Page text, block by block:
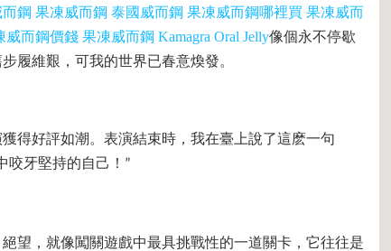
鋼 果凍威而鋼 泰國威而鋼 果凍威而鋼哪裡買 果凍威而
威而鋼價錢 果凍威而鋼 Kamagra Oral Jelly像個永不停歇
履維艱，可我的世界已春意煥發。
得好評如潮。表演結束時，我在臺上說了這麽一句
牙堅持的自己！ ”
望，就像闖關遊戲中最具挑戰性的一道關卡，它往往是